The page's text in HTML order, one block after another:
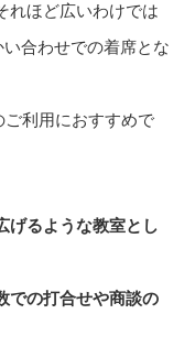
れほど広いわけでは
合わせでの着席とな
利用におすすめで
げるような教室とし
での打合せや商談の